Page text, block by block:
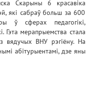
Скарыны 6 красавіка
які сабраў больш за 600
ў сферах педагогікі,
Гэта мерапрыемства стала
вядучых ВНУ рэгіёну. На
абітурыентамі, дзе яны